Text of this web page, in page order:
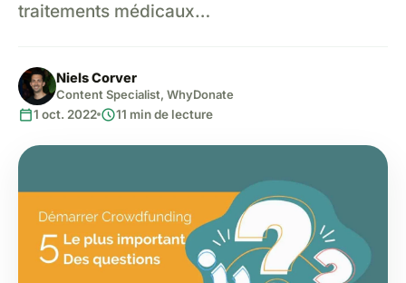
traitements médicaux…
Niels Corver
Content Specialist, WhyDonate
calendar_today1 oct. 2022 schedule11 min de lecture